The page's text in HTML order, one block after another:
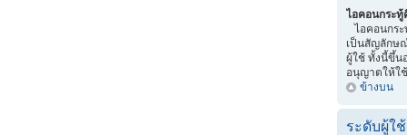
ไอคอนกระทู้
ไอคอนกระ
เป็นสัญลักษ
ผู้ใช้ ทั้งนี้ขึ้น
อนุญาตให้ใ
ข้างบน
ระดับผู้ใ